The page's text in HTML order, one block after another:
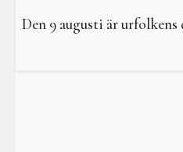
Den 9 augusti är urfolkens